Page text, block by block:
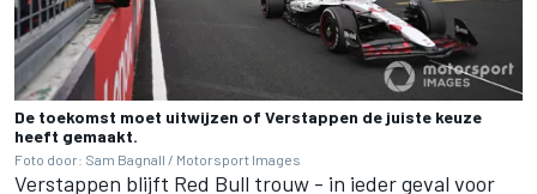
De toekomst moet uitwijzen of Verstappen de juiste keuze
heeft gemaakt.
Foto door: Sam Bagnall / Motorsport Images
Verstappen blijft Red Bull trouw - in ieder geval voor